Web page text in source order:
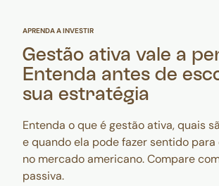
APRENDA A INVESTIR
Gestão ativa vale a
Entenda antes de
sua estratégia
Entenda o que é gestão ativa, quais
e quando ela pode fazer sentido
no mercado americano. Compare
passiva.